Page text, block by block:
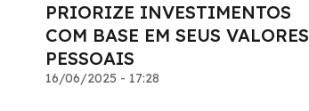
PRIORIZE INVESTIMENTOS
COM BASE EM SEUS VALORES
PESSOAIS
16/06/2025 - 17:28